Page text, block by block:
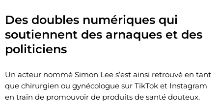
Des doubles numériques qui
soutiennent des arnaques et des
politiciens
Un acteur nommé Simon Lee s’est ainsi retrouvé en tant
que chirurgien ou gynécologue sur TikTok et Instagram
en train de promouvoir de produits de santé douteux.